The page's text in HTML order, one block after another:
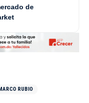
de
RUBIO